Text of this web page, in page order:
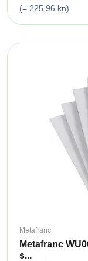
(= 225,96 kn)
Metafranc
Metafranc
s...